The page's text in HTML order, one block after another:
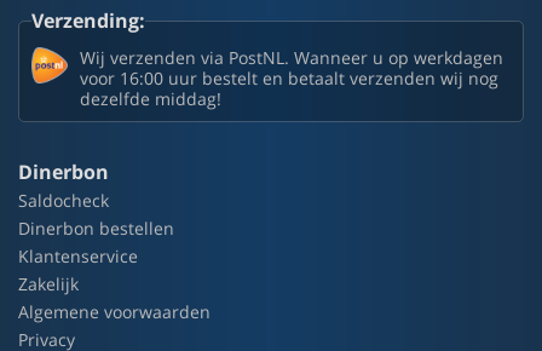
Verzending:
Wij verzenden via PostNL. Wanneer u op werkdagen
voor 16:00 uur bestelt en betaalt verzenden wij nog
dezelfde middag!
Dinerbon
Saldocheck
Dinerbon bestellen
Klantenservice
Zakelijk
Algemene voorwaarden
Privacy